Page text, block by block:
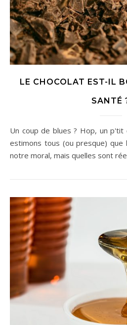
LE CHOCOLAT EST-IL
SANTÉ
Un coup de blues ? Hop, un p'tit carré de chocolat ! Nous
estimons tous (ou presque)
notre moral, mais quelles sont